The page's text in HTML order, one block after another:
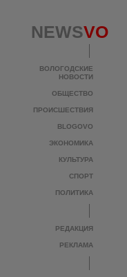
NEWSVO
ВОЛОГОДСКИЕ
НОВОСТИ
ОБЩЕСТВО
ПРОИСШЕСТВИЯ
BLOGOVO
ЭКОНОМИКА
КУЛЬТУРА
СПОРТ
ПОЛИТИКА
РЕДАКЦИЯ
РЕКЛАМА